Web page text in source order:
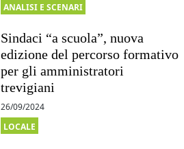
ANALISI E SCENARI
Sindaci “a scuola”, nuova
edizione del percorso formativo
per gli amministratori
trevigiani
26/09/2024
LOCALE